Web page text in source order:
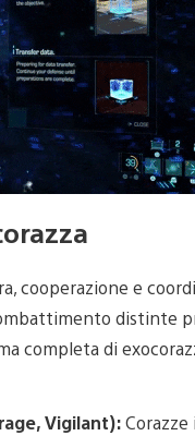
cooperazione e
distinte
completa di
Vigilant):